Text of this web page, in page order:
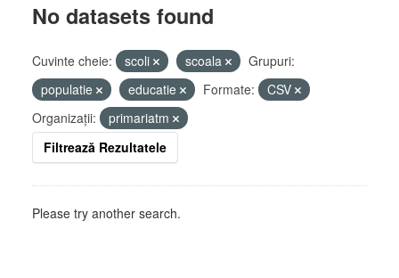
No datasets found
Cuvinte cheie: scoli scoala
Grupuri:
populatie
educatie Formate:
CSV
Organizații:
primariatm
Filtrează Rezultatele
Please try another search.